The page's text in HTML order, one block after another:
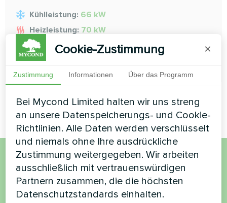
Kühlleistung: 66 kW
Heizleistung: 70 kW
MEHR LESEN
Möchten Sie kaufen oder
haben Sie Fragen?
Cookie-Zustimmung ×
Zustimmung Informationen Über das Programm
Bei Mycond Limited halten wir uns streng
an unsere Datenspeicherungs- und Cookie-
Richtlinien. Alle Daten werden verschlüsselt
und niemals ohne Ihre ausdrückliche
Zustimmung weitergegeben. Wir arbeiten
ausschließlich mit vertrauenswürdigen
Partnern zusammen, die die höchsten
Datenschutzstandards einhalten.